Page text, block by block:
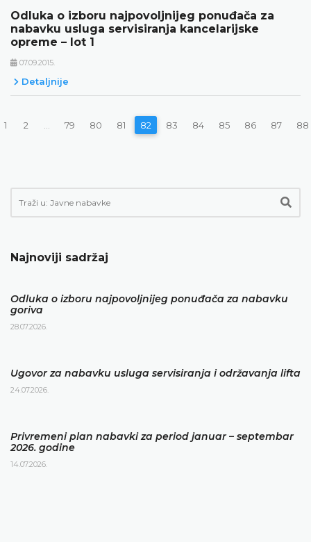
Odluka o izboru najpovoljnijeg ponuđača za
nabavku usluga servisiranja kancelarijske
opreme – lot 1
07.09.2015.
Detaljnije
1 2 79 80 81 82 83 84 85 86 87 88
Najnoviji sadržaj
Odluka o izboru najpovoljnijeg ponuđača za nabavku
goriva
28.07.2026.
Ugovor za nabavku usluga servisiranja i održavanja lifta
24.07.2026.
Privremeni plan nabavki za period januar – septembar
2026. godine
14.07.2026.